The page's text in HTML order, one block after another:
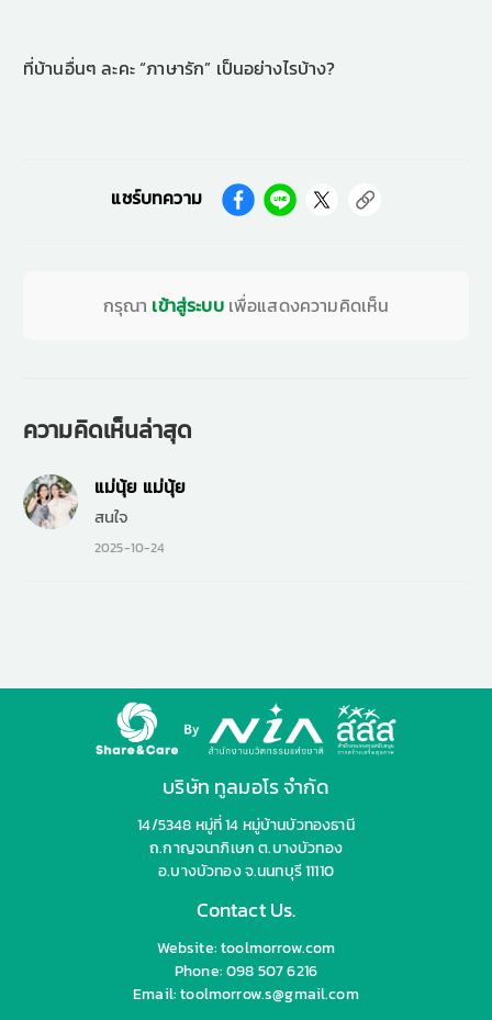
ที่บ้านอื่นๆ ละคะ “ภาษารัก” เป็นอย่างไรบ้าง?
แชร์บทความ
กรุณา เข้าสู่ระบบเพื่อแสดงความคิดเห็น
ความคิดเห็นล่าสุด
แม่นุ้ย แม่นุ้ย
สนใจ
2025-10-24
บริษัท ทูลมอโร จำกัด
14/5348 หมู่ที่ 14 หมู่บ้านบัวทองธานี
ถ.กาญจนาภิเษก ต.บางบัวทอง
อ.บางบัวทอง จ.นนทบุรี 11110
Contact Us.
Website: toolmorrow.com
Phone: 098 507 6216
Email: toolmorrow.s@gmail.com